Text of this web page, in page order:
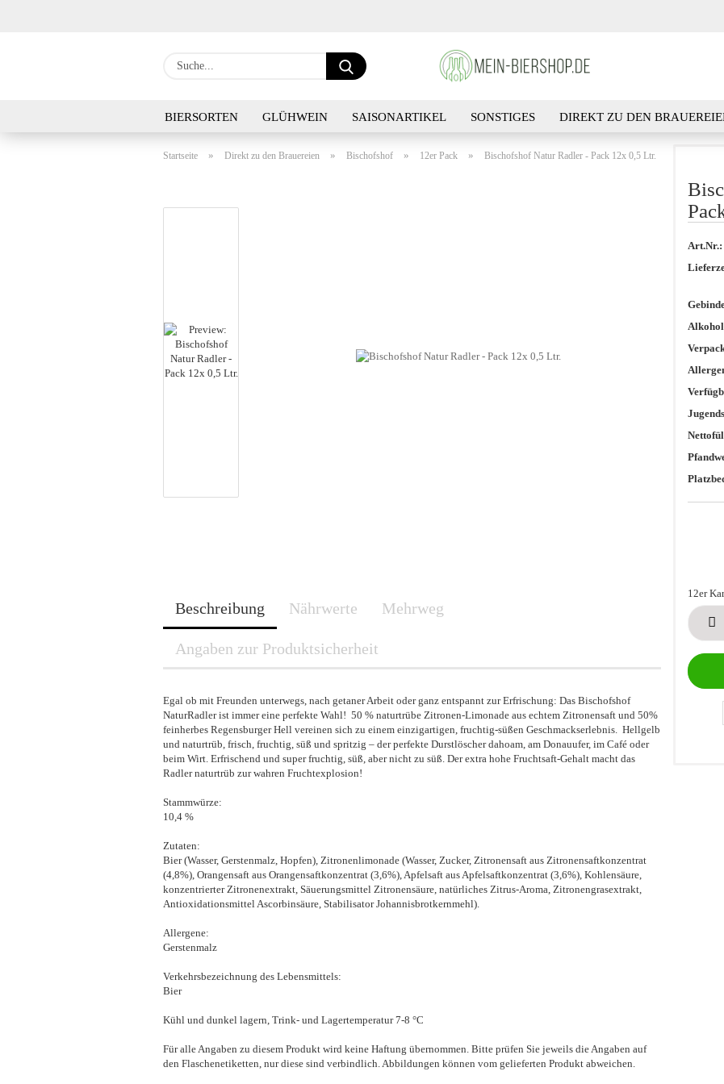
Konto
Suche...
BIERSORTEN GLÜHWEIN SAISONARTIKEL SONSTIGES DIREKT ZU DEN
SUCHEN
Startseite » Direkt zu den Brauereien » Bischofshof » 12er Pack » Bischofshof Natur Radler - Pack 12x 0,5 Ltr.
Art.Nr.:
12er
12er
Karton
Beschreibung Nährwerte Mehrweg
Angaben zur Produktsicherheit
Egal ob mit Freunden unterwegs, nach getaner Arbeit oder ganz entspannt zur Erfrischung: Das Bischofshof
NaturRadler ist immer eine perfekte Wahl! 50 % naturtrübe Zitronen-Limonade aus echtem Zitronensaft und 50%
feinherbes Regensburger Hell vereinen sich zu einem einzigartigen, fruchtig-süßen Geschmackserlebnis. Hellgelb
und naturtrüb, frisch, fruchtig, süß und spritzig – der perfekte Durstlöscher dahoam, am Donauufer, im Café oder
beim Wirt. Erfrischend und super fruchtig, süß, aber nicht zu süß. Der extra hohe Fruchtsaft-Gehalt macht das
Radler naturtrüb zur wahren Fruchtexplosion!
Stammwürze:
10,4 %
Zutaten:
Bier (Wasser, Gerstenmalz, Hopfen), Zitronenlimonade (Wasser, Zucker, Zitronensaft aus Zitronensaftkonzentrat
(4,8%), Orangensaft aus Orangensaftkonzentrat (3,6%), Apfelsaft aus Apfelsaftkonzentrat (3,6%), Kohlensäure,
konzentrierter Zitronenextrakt, Säuerungsmittel Zitronensäure, natürliches Zitrus-Aroma, Zitronengrasextrakt,
Antioxidationsmittel Ascorbinsäure, Stabilisator Johannisbrotkernmehl).
Allergene:
Gerstenmalz
Verkehrsbezeichnung des Lebensmittels:
Bier
Kühl und dunkel lagern, Trink- und Lagertemperatur 7-8 °C
Für alle Angaben zu diesem Produkt wird keine Haftung übernommen. Bitte prüfen Sie jeweils die Angaben auf
den Flaschenetiketten, nur diese sind verbindlich. Abbildungen können vom gelieferten Produkt abweichen.